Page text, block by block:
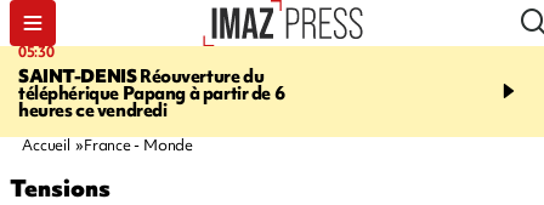
05:30
SAINT-DENISRéouverture du
téléphérique Papang à partir de 6
heures ce vendredi
07:00
Un vendredi
Accueil France - Monde
Tensions